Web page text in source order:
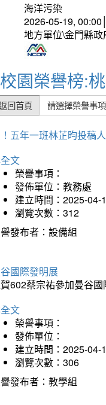
海洋污染
2026-05-19,
地方單位\金門縣
校園榮譽榜:
回首頁 請選擇榮譽事項
五年一班林芷昀投稿
文
榮譽事項：
發佈單位：教務處
建立時間：2025-04-
瀏覽次數：312
發布者：設備組
國際發明展
602蔡宗祐參加曼谷
文
榮譽事項：
發佈單位：
建立時間：2025-04-
瀏覽次數：306
發布者：教學組